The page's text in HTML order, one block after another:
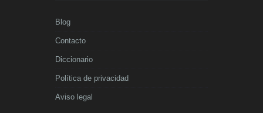
Blog
Contacto
Diccionario
Política de privacidad
Aviso legal